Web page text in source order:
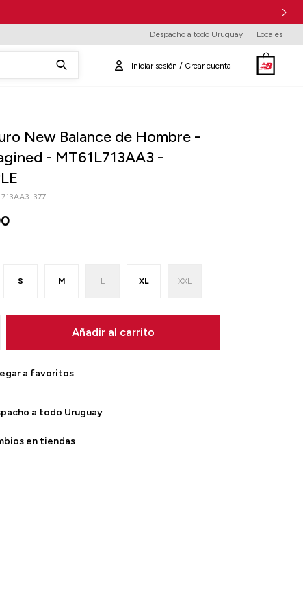
Despacho a todo Uruguay Locales
New Balance de Hombre -
- MT61L713AA3 -
377
S M L XL XXL
Añadir al carrito
a todo Uruguay
en tiendas